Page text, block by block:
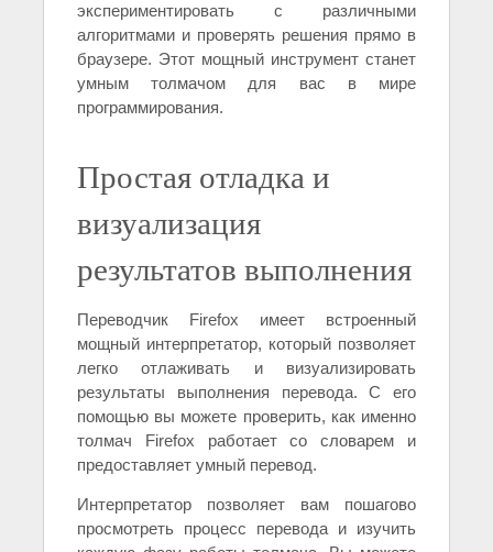
экспериментировать с различными
алгоритмами и проверять решения прямо в
браузере. Этот мощный инструмент станет
умным толмачом для вас в мире
программирования.
Простая отладка и
визуализация
результатов выполнения
Переводчик Firefox имеет встроенный
мощный интерпретатор, который позволяет
легко отлаживать и визуализировать
результаты выполнения перевода. С его
помощью вы можете проверить, как именно
толмач Firefox работает со словарем и
предоставляет умный перевод.
Интерпретатор позволяет вам пошагово
просмотреть процесс перевода и изучить